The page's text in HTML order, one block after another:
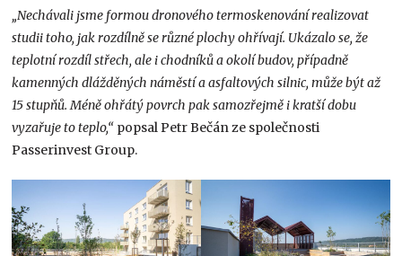
„Nechávali jsme formou dronového termoskenování realizovat
studii toho, jak rozdílně se různé plochy ohřívají. Ukázalo se, že
teplotní rozdíl střech, ale i chodníků a okolí budov, případně
kamenných dlážděných náměstí a asfaltových silnic, může být až
15 stupňů. Méně ohřátý povrch pak samozřejmě i kratší dobu
vyzařuje to teplo,“ popsal Petr Bečán ze společnosti
Passerinvest Group.